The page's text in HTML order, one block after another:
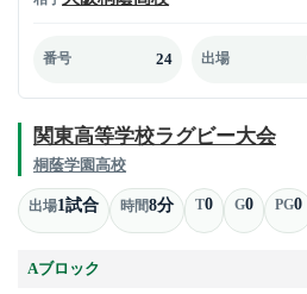
番号 24 出場
関東高等学校ラグビー大会
桐蔭学園高校
出場1試合 時間8分 T0 G0 PG0
Aブロック